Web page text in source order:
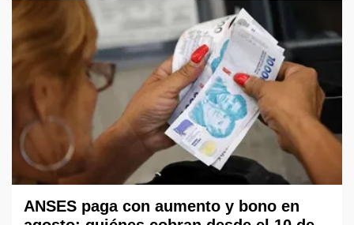
ANSES paga con aumento y bono en